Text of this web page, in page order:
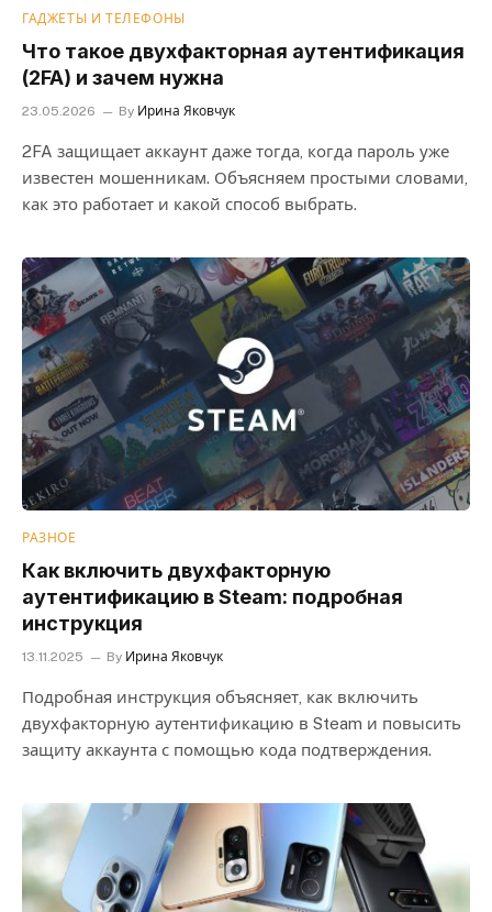
ГАДЖЕТЫ И ТЕЛЕФОНЫ
Что такое двухфакторная аутентификация
(2FA) и зачем нужна
23.05.2026 By Ирина Яковчук
2FA защищает аккаунт даже тогда, когда пароль уже
известен мошенникам. Объясняем простыми словами,
как это работает и какой способ выбрать.
РАЗНОЕ
Как включить двухфакторную
аутентификацию в Steam: подробная
инструкция
13.11.2025 By Ирина Яковчук
Подробная инструкция объясняет, как включить
двухфакторную аутентификацию в Steam и повысить
защиту аккаунта с помощью кода подтверждения.